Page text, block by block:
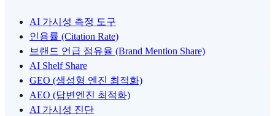
AI 가시성 측정 도구
인용률 (Citation Rate)
브랜드 언급 점유율 (Brand Mention Share)
AI Shelf Share
GEO (생성형 엔진 최적화)
AEO (답변엔진 최적화)
AI 가시성 진단